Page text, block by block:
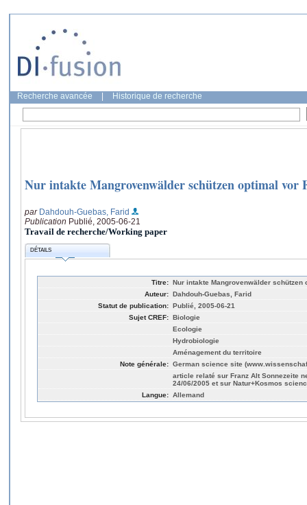
Recherche avancée Historique de recherche
Nur intakte Mangrovenwälder schützen optimal vor
par Dahdouh-Guebas, Farid
Publication Publié, 2005-06-21
Travail de recherche/Working paper
DÉTAILS
Titre: Nur intakte Mangrovenwälder schützen
Auteur: Dahdouh-Guebas, Farid
Statut de publication: Publié, 2005-06-21
Sujet CREF: Biologie
Ecologie
Hydrobiologie
Aménagement du territoire
Note générale: German science site
article relaté sur Franz Alt Sonnezeite
24/06/2005 et sur Natur+Kosmos
Langue: Allemand